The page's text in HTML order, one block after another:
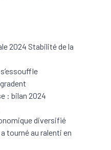
2024 Stabilité de la
: bilan 2024
diversifié
tourné au ralenti en